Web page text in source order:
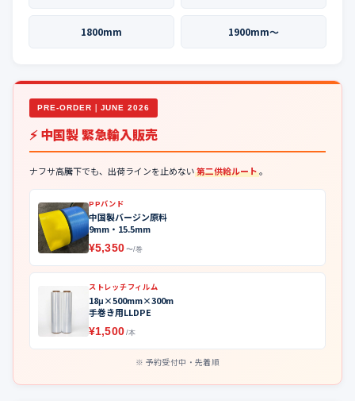
1800mm 1900mm〜
PRE-ORDER｜JUNE 2026
⚡ 中国製 緊急輸入販売
ナフサ高騰下でも、出荷ラインを止めない第二供給ルート。
PPバンド
中国製バージン原料
9mm・15.5mm
¥5,350 〜/巻
ストレッチフィルム
18μ×500mm×300m
手巻き用LLDPE
¥1,500 /本
予約受付中・先着順